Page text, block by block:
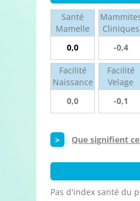
Santé
Mamelle
0,0
Cliniques
-0,4
Facilité
Naissance
0,0
Facilité
Velage
-0,1
> Que signifient
Pas d'index santé du